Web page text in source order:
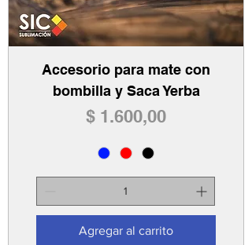
Accesorio para mate con
bombilla y Saca Yerba
Precio
$ 1.600,00
Agregar al carrito